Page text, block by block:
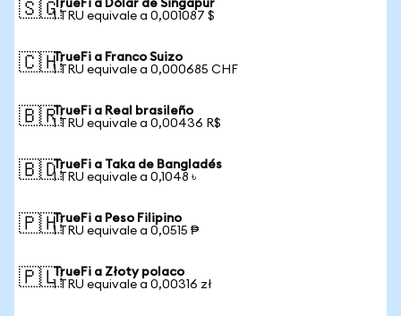
🇸🇬TrueFi a Dólar de Singapur
1 TRU equivale a 0,001087 $
🇨🇭TrueFi a Franco Suizo
1 TRU equivale a 0,000685 CHF
🇧🇷TrueFi a Real brasileño
1 TRU equivale a 0,00436 R$
🇧🇩TrueFi a Taka de Bangladés
1 TRU equivale a 0,1048 ৳
🇵🇭TrueFi a Peso Filipino
1 TRU equivale a 0,0515 ₱
🇵🇱TrueFi a Złoty polaco
1 TRU equivale a 0,00316 zł